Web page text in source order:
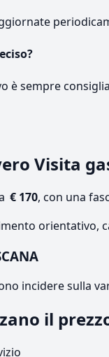
è sempre
Visita
€ 170, con una
orientativo,
incidere sulla
il